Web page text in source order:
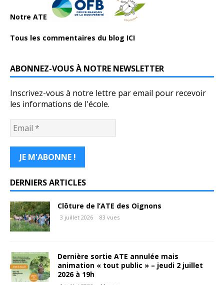
Notre ATE
Tous les commentaires du blog ICI
ABONNEZ-VOUS À NOTRE NEWSLETTER
Inscrivez-vous à notre lettre par email pour recevoir
les informations de l'école.
DERNIERS ARTICLES
Clôture de l’ATE des Oignons
3 juillet 2026 83 vues
Dernière sortie ATE annulée mais
animation « tout public » – jeudi 2 juillet
2026 à 19h